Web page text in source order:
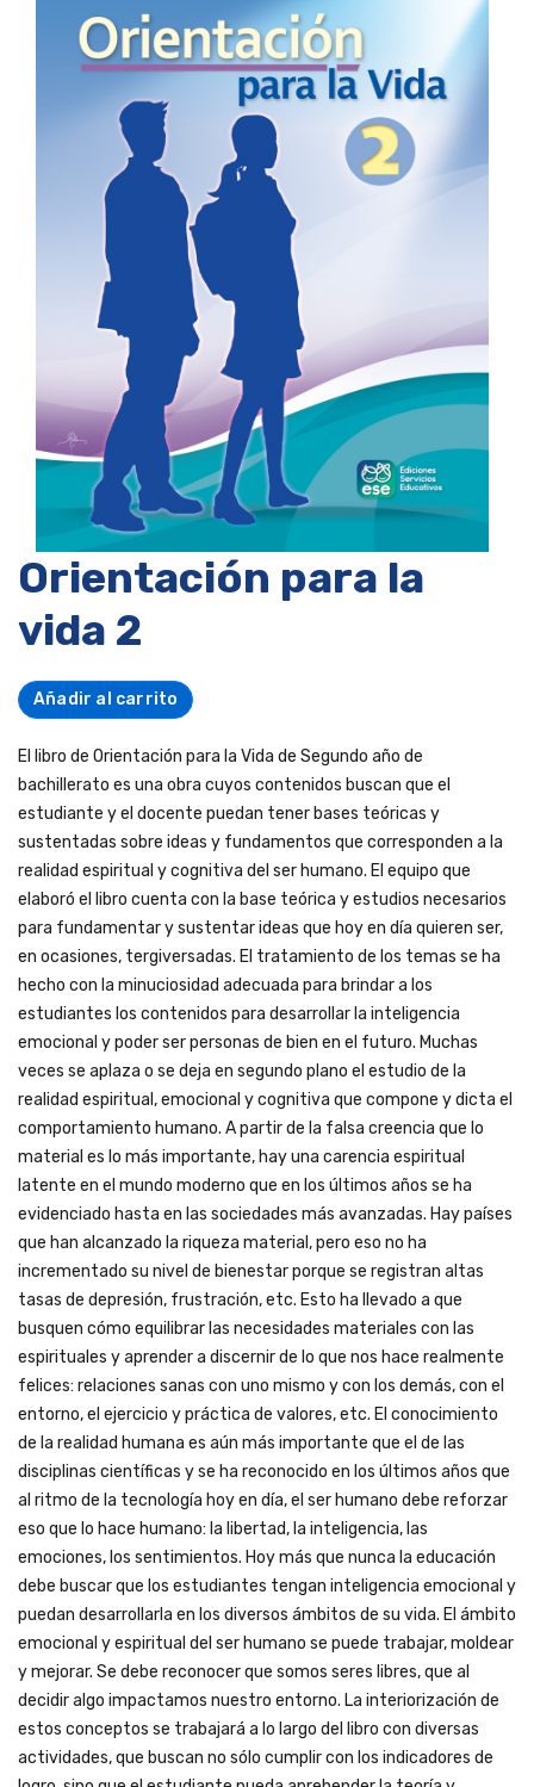
Orientación para la
vida 2
Añadir al carrito
El libro de Orientación para la Vida de Segundo año de
bachillerato es una obra cuyos contenidos buscan que el
estudiante y el docente puedan tener bases teóricas y
sustentadas sobre ideas y fundamentos que corresponden a la
realidad espiritual y cognitiva del ser humano. El equipo que
elaboró el libro cuenta con la base teórica y estudios necesarios
para fundamentar y sustentar ideas que hoy en día quieren ser,
en ocasiones, tergiversadas. El tratamiento de los temas se ha
hecho con la minuciosidad adecuada para brindar a los
estudiantes los contenidos para desarrollar la inteligencia
emocional y poder ser personas de bien en el futuro. Muchas
veces se aplaza o se deja en segundo plano el estudio de la
realidad espiritual, emocional y cognitiva que compone y dicta el
comportamiento humano. A partir de la falsa creencia que lo
material es lo más importante, hay una carencia espiritual
latente en el mundo moderno que en los últimos años se ha
evidenciado hasta en las sociedades más avanzadas. Hay países
que han alcanzado la riqueza material, pero eso no ha
incrementado su nivel de bienestar porque se registran altas
tasas de depresión, frustración, etc. Esto ha llevado a que
busquen cómo equilibrar las necesidades materiales con las
espirituales y aprender a discernir de lo que nos hace realmente
felices: relaciones sanas con uno mismo y con los demás, con el
entorno, el ejercicio y práctica de valores, etc. El conocimiento
de la realidad humana es aún más importante que el de las
disciplinas científicas y se ha reconocido en los últimos años que
al ritmo de la tecnología hoy en día, el ser humano debe reforzar
eso que lo hace humano: la libertad, la inteligencia, las
emociones, los sentimientos. Hoy más que nunca la educación
debe buscar que los estudiantes tengan inteligencia emocional y
puedan desarrollarla en los diversos ámbitos de su vida. El ámbito
emocional y espiritual del ser humano se puede trabajar, moldear
y mejorar. Se debe reconocer que somos seres libres, que al
decidir algo impactamos nuestro entorno. La interiorización de
estos conceptos se trabajará a lo largo del libro con diversas
actividades, que buscan no sólo cumplir con los indicadores de